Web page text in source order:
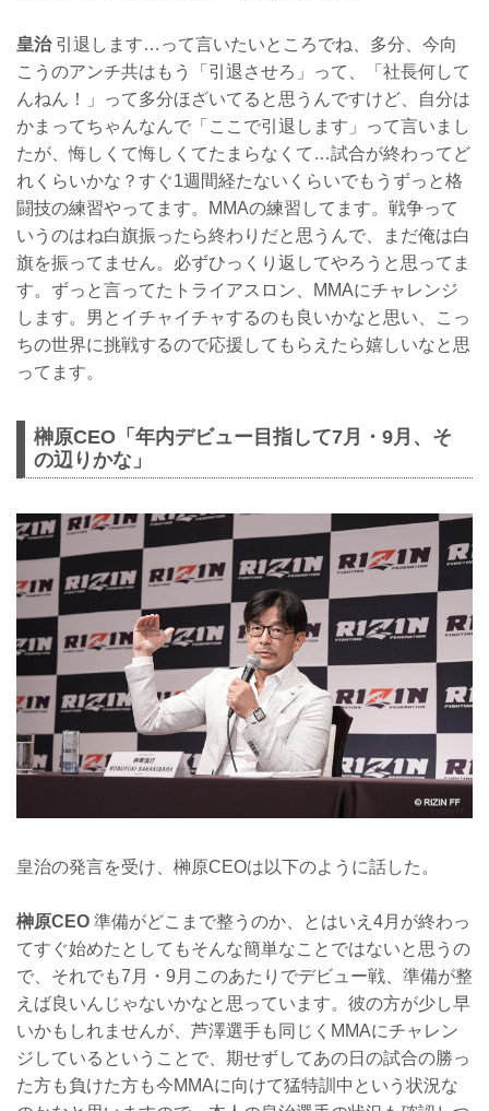
皇治引退します…って言いたいところでね、多分、今向
こうのアンチ共はもう「引退させろ」って、「社長何して
んねん！」って多分ほざいてると思うんですけど、自分は
かまってちゃんなんで「ここで引退します」って言いまし
たが、悔しくて悔しくてたまらなくて…試合が終わってど
れくらいかな？すぐ1週間経たないくらいでもうずっと格
闘技の練習やってます。MMAの練習してます。戦争って
いうのはね白旗振ったら終わりだと思うんで、まだ俺は白
旗を振ってません。必ずひっくり返してやろうと思ってま
す。ずっと言ってたトライアスロン、MMAにチャレンジ
します。男とイチャイチャするのも良いかなと思い、こっ
ちの世界に挑戦するので応援してもらえたら嬉しいなと思
ってます。
榊原CEO「年内デビュー目指して7月・9月、そ
の辺りかな」
皇治の発言を受け、榊原CEOは以下のように話した。
榊原CEO 準備がどこまで整うのか、とはいえ4月が終わっ
てすぐ始めたとしてもそんな簡単なことではないと思うの
で、それでも7月・9月このあたりでデビュー戦、準備が整
えば良いんじゃないかなと思っています。彼の方が少し早
いかもしれませんが、芦澤選手も同じくMMAにチャレン
ジしているということで、期せずしてあの日の試合の勝っ
た方も負けた方も今MMAに向けて猛特訓中という状況な